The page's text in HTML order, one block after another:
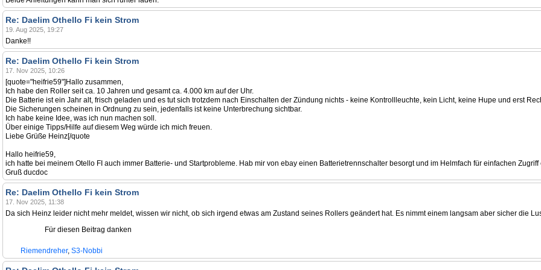
Re: Daelim Othello Fi kein Strom
19. Aug 2025, 19:27
Danke!!
Re: Daelim Othello Fi kein Strom
17. Nov 2025, 10:26
[quote="heifrie59"]Hallo zusammen,
Ich habe den Roller seit ca. 10 Jahren und gesamt ca. 4.000 km auf der Uhr.
Die Batterie ist ein Jahr alt, frisch geladen und es tut sich trotzdem nach Einschalten der Zündung nichts - keine Kontrollleuchte, kein Licht, keine Hupe und erst
Die Sicherungen scheinen in Ordnung zu sein, jedenfalls ist keine Unterbrechung sichtbar.
Ich habe keine Idee, was ich nun machen soll.
Über einige Tipps/Hilfe auf diesem Weg würde ich mich freuen.
Liebe Grüße Heinz[/quote
Hallo heifrie59,
ich hatte bei meinem Otello FI auch immer Batterie- und Startprobleme. Hab mir von ebay einen Batterietrennschalter besorgt und im Helmfach für einfachen
Gruß ducdoc
Re: Daelim Othello Fi kein Strom
17. Nov 2025, 11:38
Da sich Heinz leider nicht mehr meldet, wissen wir nicht, ob sich irgend etwas am Zustand seines Rollers geändert hat. Es nimmt einem langsam aber sicher die
Für diesen Beitrag danken
Riemendreher, S3-Nobbi